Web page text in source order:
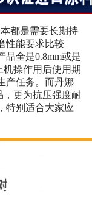
都是需要长期持
性能要求比较
品全是0.8mm或是
机操作用后使用期
产任务。而丹娜
，更为抗压强度耐
特别适合大家应